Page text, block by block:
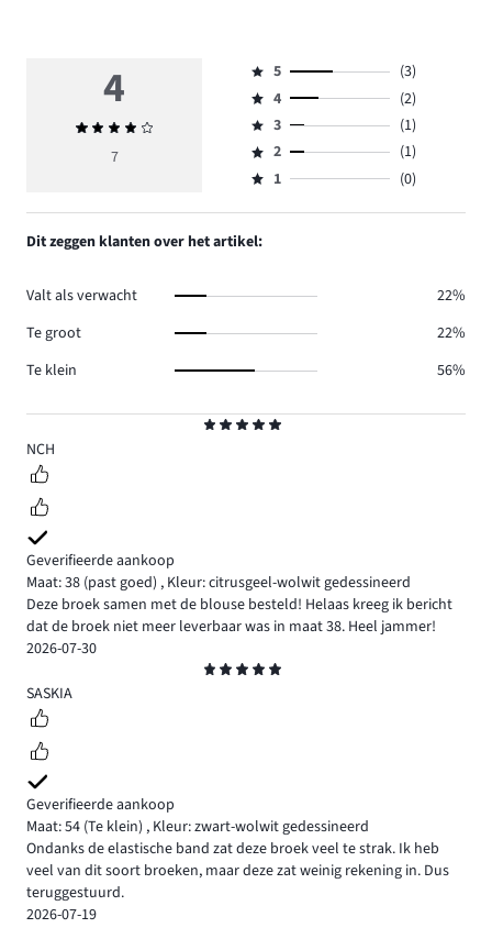
5
NCH
Geverifieerde aankoop
Maat: 38 (past goed) , Kleur: citrusgeel-wolwit gedessineerd
Deze broek samen met de blouse besteld! Helaas kreeg ik bericht
dat de broek niet meer leverbaar was in maat 38. Heel jammer!
2026-07-30
5
SASKIA
Geverifieerde aankoop
Maat: 54 (Te klein) , Kleur: zwart-wolwit gedessineerd
Ondanks de elastische band zat deze broek veel te strak. Ik heb
veel van dit soort broeken, maar deze zat weinig rekening in. Dus
teruggestuurd.
2026-07-19
4
Gemiddelde
beoordeling
7
Beoordeling
5,
aantal
reviews
3.
5
(3)
Beoordeling
4,
aantal
reviews
4
(2)
Beoordeling
3,
aantal
3
(1)
Beoordeling
2,
1.
2
(1)
Beoordeling
1,
aantal
reviews
1 (0)
Dit zeggen klanten over het artikel:
Valt als verwacht
22%
Te groot
22%
Te klein
56%